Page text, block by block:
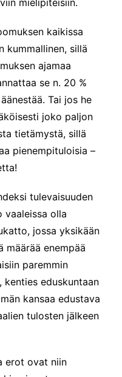
mielipiteisiin.
kaikissa
kummallinen, sillä
ajamaa
se n. 20 %
Tai jos he
joko paljon
tietämystä, sillä
pienempituloisia –
tulevaisuuden
vaaleissa olla
jossa yksikään
määrää enempää
paremmin
kenties eduskuntaan
kansaa edustava
tulosten jälkeen
erot ovat niin